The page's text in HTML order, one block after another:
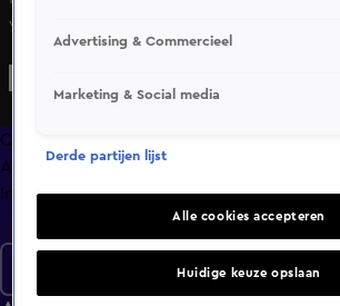
van Groningen bespreken de
als bondscoach naar Indonesië en
Overzicht
Afleveringen
Info
Advertising & Commercieel
Marketing & Social media
Derde partijen lijst
Alle cookies accepteren
Huidige keuze opslaan